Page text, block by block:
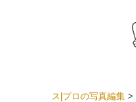
ス|プロの写真編集>